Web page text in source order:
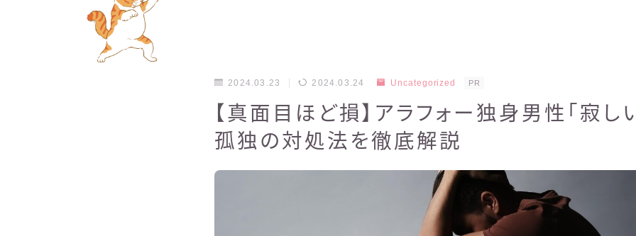
2024.03.23 2024.03.24 Uncategorized PR
【真面目ほど損】アラフォー独身男性「寂し
孤独の対処法を徹底解説